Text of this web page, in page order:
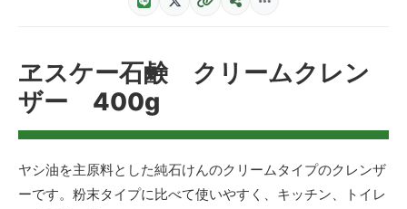
ヱスケー石鹸 クリームクレン
ザー 400g
ヤシ油を主原料とした純石けんのクリームタイプのクレンザ
ーです。粉末タイプに比べて使いやすく、キッチン、トイレ